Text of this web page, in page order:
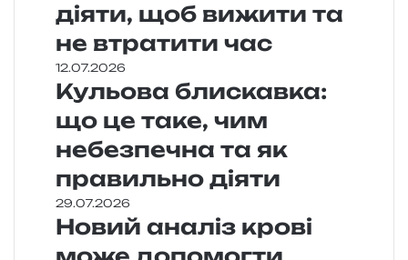
діяти, щоб вижити та
не втратити час
12.07.2026
Кульова блискавка:
що це таке, чим
небезпечна та як
правильно діяти
29.07.2026
Новий аналіз крові